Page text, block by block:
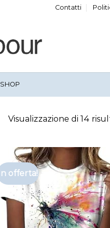
Contatti
SHOP
Visualizzazione di 14
In offerta!